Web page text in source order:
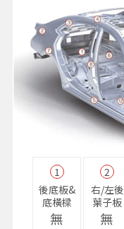
1
後底板&
底橫樑
無
2
右/左後
葉子板
無